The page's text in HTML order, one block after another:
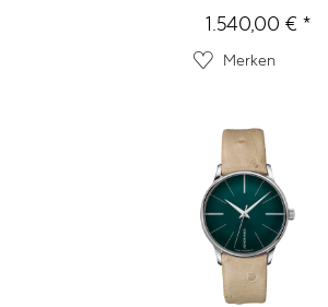
1.540,00 € *
Merken